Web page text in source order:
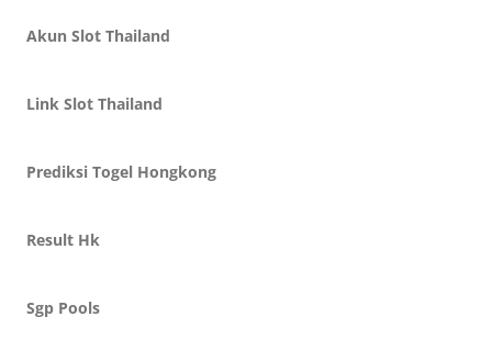
Akun Slot Thailand
Link Slot Thailand
Prediksi Togel Hongkong
Result Hk
Sgp Pools